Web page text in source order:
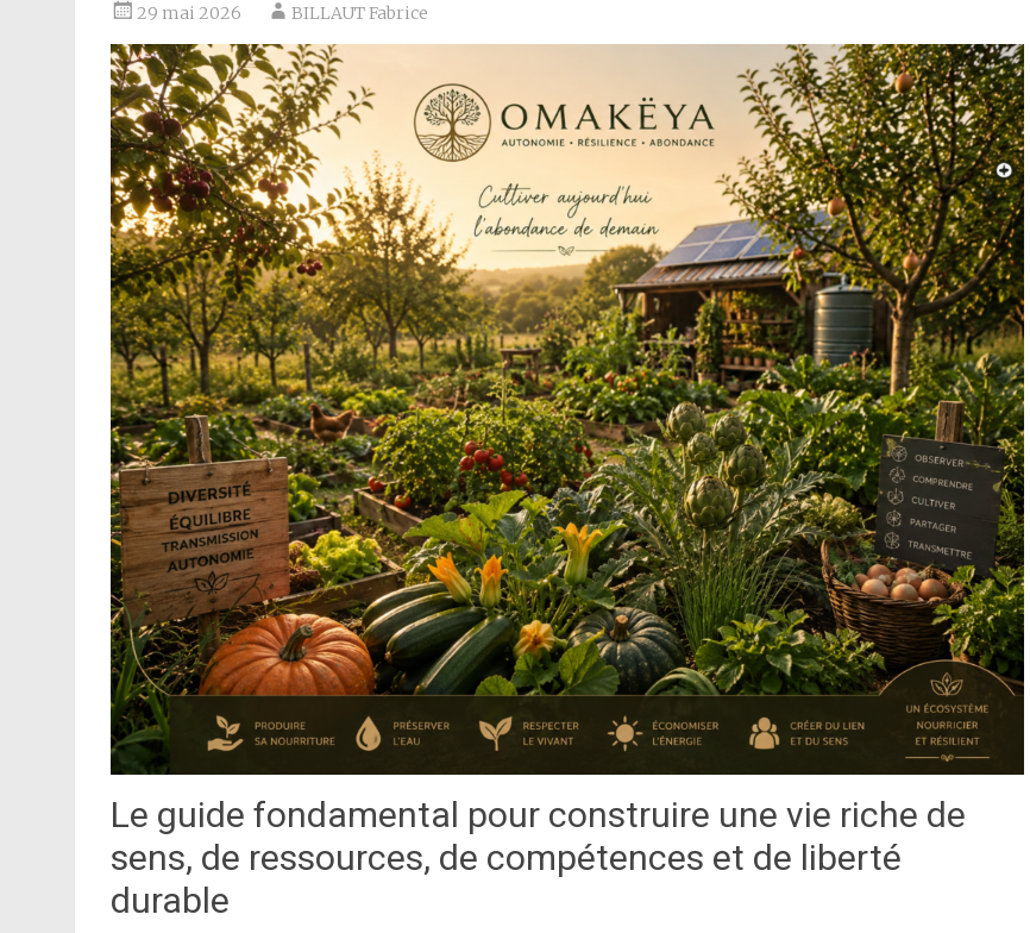
29 mai 2026 BILLAUT Fabrice
Le guide fondamental pour construire une vie riche de
sens, de ressources, de compétences et de liberté
durable